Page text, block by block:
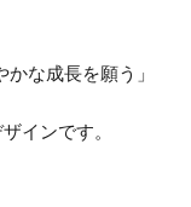
な成長を願う」
インです。